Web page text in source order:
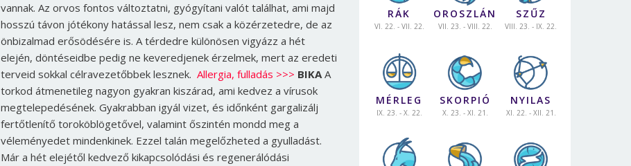
vannak. Az orvos fontos változtatni, gyógyítani valót találhat, ami majd
hosszú távon jótékony hatással lesz, nem csak a közérzetedre, de az
önbizalmad erősödésére is. A térdedre különösen vigyázz a hét
elején, döntéseidbe pedig ne keveredjenek érzelmek, mert az eredeti
terveid sokkal célravezetőbbek lesznek. Allergia, fulladás >>> BIKAA
torkod átmenetileg nagyon gyakran kiszárad, ami kedvez a vírusok
megtelepedésének. Gyakrabban igyál vizet, és időnként gargalizálj
fertőtlenítő toroköblögetővel, valamint őszintén mondd meg a
véleményedet mindenkinek. Ezzel talán megelőzheted a gyulladást.
Már a hét elejétől kedvező kikapcsolódási és regenerálódási
RÁK
VI. 22. - VII. 22.
OROSZLÁN
VII. 23. - VIII. 22.
SZŰZ
VIII. 23. - IX. 22.
MÉRLEG
IX. 23. - X. 22.
SKORPIÓ
X. 23. - XI. 21.
NYILAS
XI. 22. - XII. 21.